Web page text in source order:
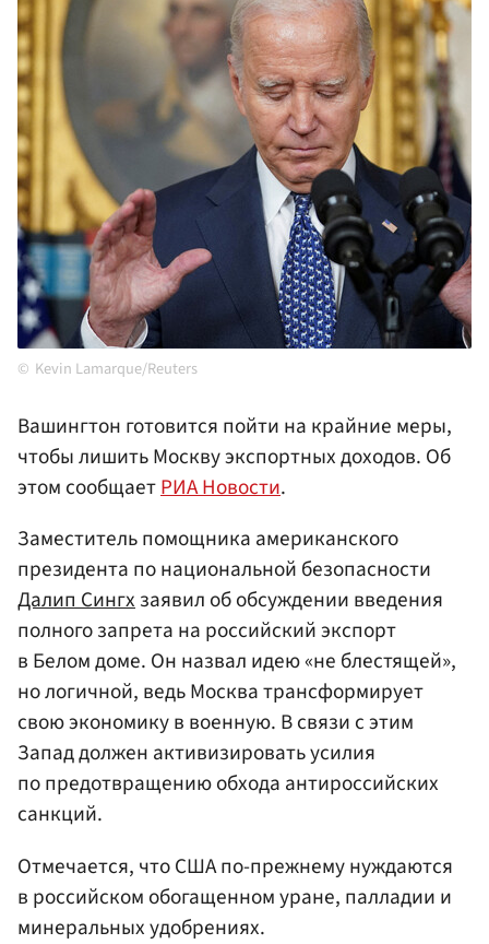
Kevin Lamarque/Reuters
Вашингтон готовится пойти на крайние меры,
чтобы лишить Москву экспортных доходов. Об
этом сообщаетРИА Новости.
Заместитель помощника американского
президента по национальной безопасности
Далип Сингхзаявил об обсуждении введения
полного запрета на российский экспорт
в Белом доме. Он назвал идею «не блестящей»,
но логичной, ведь Москва трансформирует
свою экономику в военную. В связи с этим
Запад должен активизировать усилия
по предотвращению обхода антироссийских
санкций.
Отмечается, что США по-прежнему нуждаются
в российском обогащенном уране, палладии и
минеральных удобрениях.